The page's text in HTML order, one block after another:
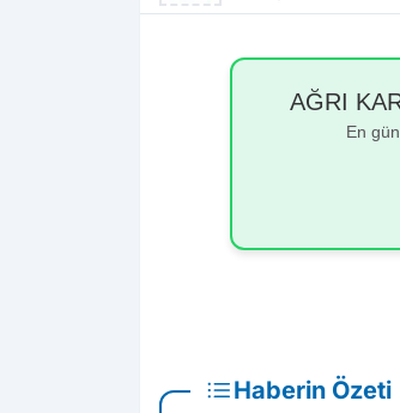
AĞRI
En
Haberin Özeti